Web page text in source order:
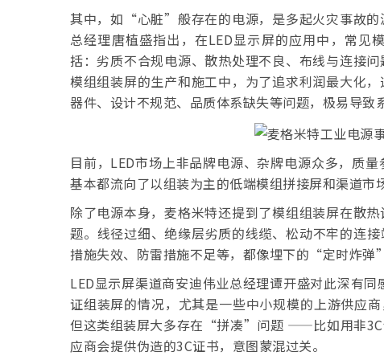
其中，如“心脏”般存在的电源，是多起火灾事故
总经理唐植盛指出，在LED显示屏的应用中，常见
括：劣质不合规电源、散热处理不良、布线与连接
模组组装屏的生产和施工中，为了追求利润最大化
器件、设计不规范、品质体系缺失等问题，极易导致
目前，LED市场上非品牌电源、杂牌电源众多，质
基本都流向了以组装为主的低端模组拼接屏和渠道市
除了电源本身，麦格米特还提到了模组组装屏在散
题。线径过细、绝缘层劣质的线缆、松动不牢的连
措施失效、防雷措施不足等，都像埋下的“定时炸弹
LED显示屏渠道商安迪伟业总经理谭开盛对此深有
证组装屏的情况，尤其是一些中小规模的上游供应
但这类组装屏大多存在“拼凑”问题 ——比如用非3C
应商会提供伪造的3C证书，意图蒙混过关。